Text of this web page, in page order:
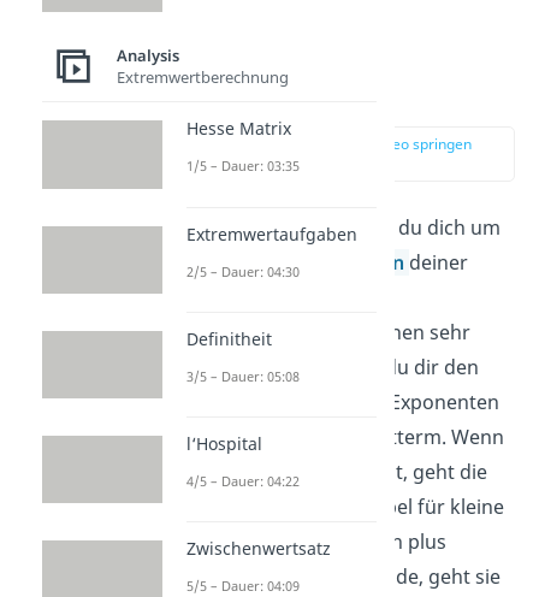
Unendlichen
bestimmen
zur Stelle im Video springen
(02:33)
Als Nächstes kümmerst du dich um
das
Grenzwertverhalten deiner
ganzrationalen Funktionen sehr
schnell. Dafür schaust du dir den
Term mit dem größten Exponenten
an, den sogenannte Leitterm. Wenn
sein Exponent gerade ist, geht die
Funktion wie eine Parabel für kleine
und große Zahlen gegen plus
unendlich. Ist er ungerade, geht sie
Analysis
Extremwertberechnung
Hesse Matrix
1/5 – Dauer: 03:35
Extremwertaufgaben
2/5 – Dauer: 04:30
Definitheit
3/5 – Dauer: 05:08
l‘Hospital
4/5 – Dauer: 04:22
Zwischenwertsatz
5/5 – Dauer: 04:09